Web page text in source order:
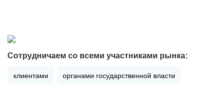
Сотрудничаем со всеми участниками рынка:
клиентами органами государственной власти